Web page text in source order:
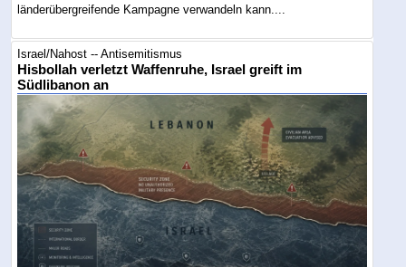
länderübergreifende Kampagne verwandeln kann....
Israel/Nahost -- Antisemitismus
Hisbollah verletzt Waffenruhe, Israel greift im
Südlibanon an